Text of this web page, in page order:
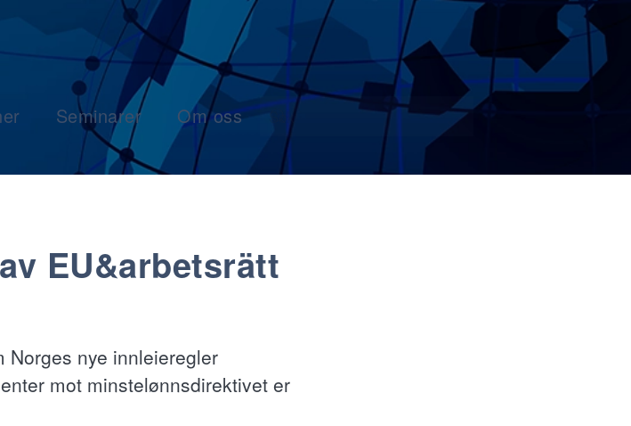
Seminarer Om oss
EU&arbetsrätt
Norges nye innleieregler
mot minstelønnsdirektivet er